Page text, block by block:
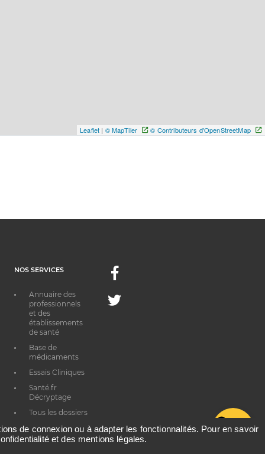
Leaflet | © MapTiler © Contributeurs d'OpenStreetMap
NOS SERVICES
Annuaire des
professionnels
et des
établissements
de santé
Base de
médicaments
Essais Cliniques
Santé.fr
Décryptage
Tous les dossiers
Facebook
Twitter
de connexion ou à adapter les fonctionnalités. Pour en savoir
et des mentions légales.